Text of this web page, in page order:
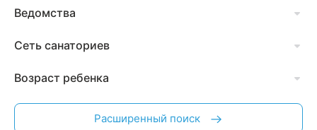
Ведомства
Сеть санаториев
Возраст ребенка
Расширенный поиск